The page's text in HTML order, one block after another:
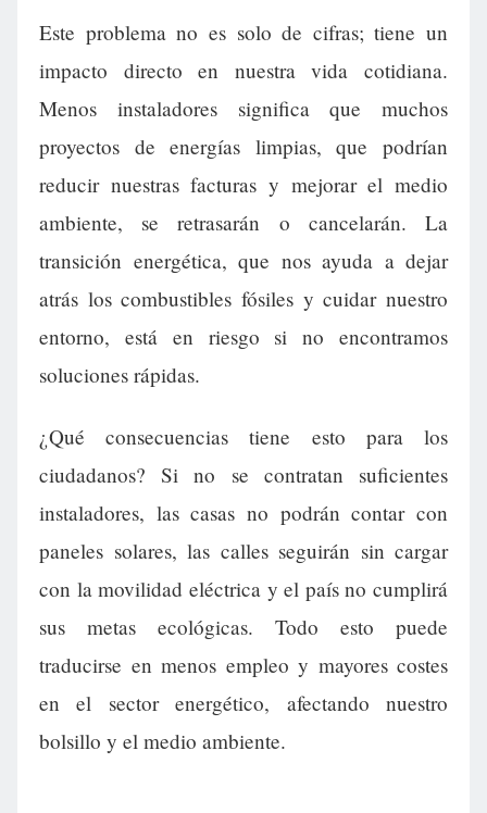
Este problema no es solo de cifras; tiene un
impacto directo en nuestra vida cotidiana.
Menos instaladores significa que muchos
proyectos de energías limpias, que podrían
reducir nuestras facturas y mejorar el medio
ambiente, se retrasarán o cancelarán. La
transición energética, que nos ayuda a dejar
atrás los combustibles fósiles y cuidar nuestro
entorno, está en riesgo si no encontramos
soluciones rápidas.
¿Qué consecuencias tiene esto para los
ciudadanos? Si no se contratan suficientes
instaladores, las casas no podrán contar con
paneles solares, las calles seguirán sin cargar
con la movilidad eléctrica y el país no cumplirá
sus metas ecológicas. Todo esto puede
traducirse en menos empleo y mayores costes
en el sector energético, afectando nuestro
bolsillo y el medio ambiente.